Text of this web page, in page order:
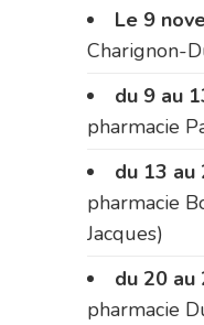
Le 9
Charignon-
du 9 au
pharmacie
du 13 au
pharmacie
Jacques)
du 20 au
pharmacie